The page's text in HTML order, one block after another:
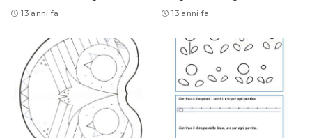
13 anni fa 13 anni fa